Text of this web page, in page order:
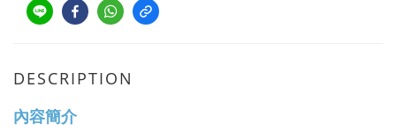
DESCRIPTION
內容簡介